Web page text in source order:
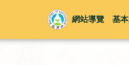
網站導覽 基